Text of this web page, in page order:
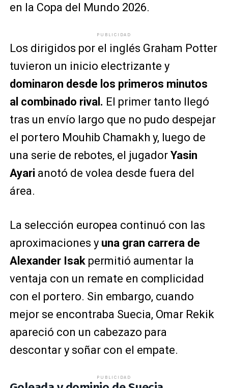
en la Copa del Mundo 2026.
PUBLICIDAD
Los dirigidos por el inglés Graham Potter
tuvieron un inicio electrizante y
dominaron desde los primeros minutos
al combinado rival. El primer tanto llegó
tras un envío largo que no pudo despejar
el portero Mouhib Chamakh y, luego de
una serie de rebotes, el jugador Yasin
Ayarianotó de volea desde fuera del
área.
La selección europea continuó con las
aproximaciones y una gran carrera de
Alexander Isakpermitió aumentar la
ventaja con un remate en complicidad
con el portero. Sin embargo, cuando
mejor se encontraba Suecia, Omar Rekik
apareció con un cabezazo para
descontar y soñar con el empate.
PUBLICIDAD